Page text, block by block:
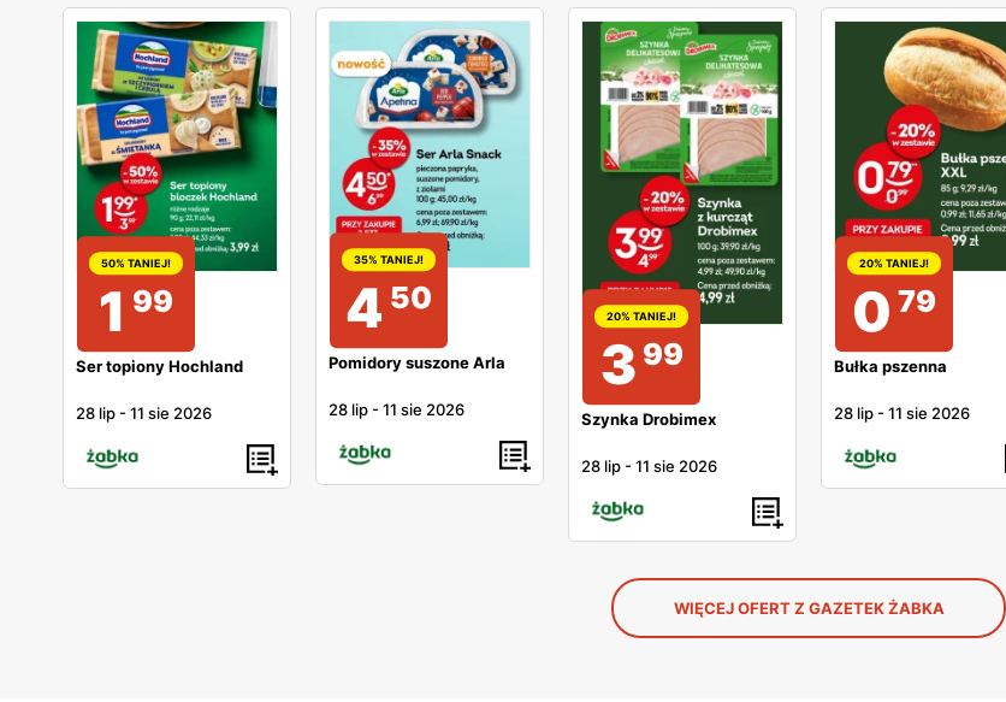
50% TANIEJ!
1 99
Ser topiony Hochland
28 lip -11 sie 2026
35% TANIEJ!
4 50
Pomidory suszone Arla
28 lip -11 sie 2026
20% TANIEJ!
3 99
Szynka Drobimex
28 lip -11 sie 2026
20% TANIEJ!
0 79
Bułka pszenna
28 lip -11 sie 2026
WIĘCEJ OFERT Z GAZETEK ŻABKA